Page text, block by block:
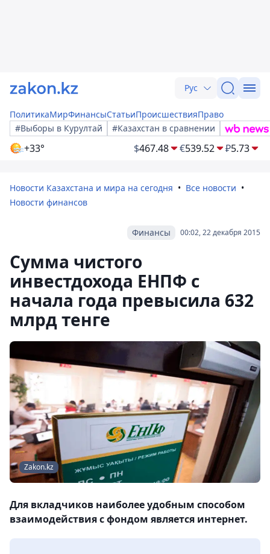
Рус
ПолитикаМирФинансыСтатьиПроисшествияПраво
#Выборы в Курултай
#Казахстан в сравнении
+33° $467.48 €539.52 ₽5.73
Новости Казахстана и мира на сегодня
Все новости
Новости финансов
00:02, 22 декабря 2015
Финансы
Сумма чистого
инвестдохода ЕНПФ с
начала года превысила 632
млрд тенге
Zakon.kz
Для вкладчиков наиболее удобным способом
взаимодействия с фондом является интернет.